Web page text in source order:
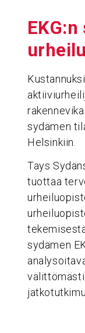
sydämen
Helsinkiin.
Tays
tuottaa
sydämen